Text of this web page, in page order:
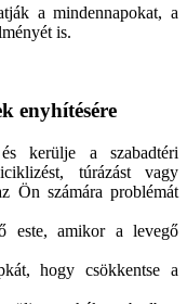
a mindennapokat, a
is.
enyhítésére
kerülje a szabadtéri
túrázást vagy
Ön számára problémát
este, amikor a levegő
hogy csökkentse a